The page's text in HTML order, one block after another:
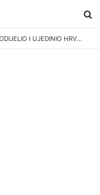
KOMADIĆ POVIJESTI KOJI JE PODIJELIO I UJEDINIO HRVATSKU